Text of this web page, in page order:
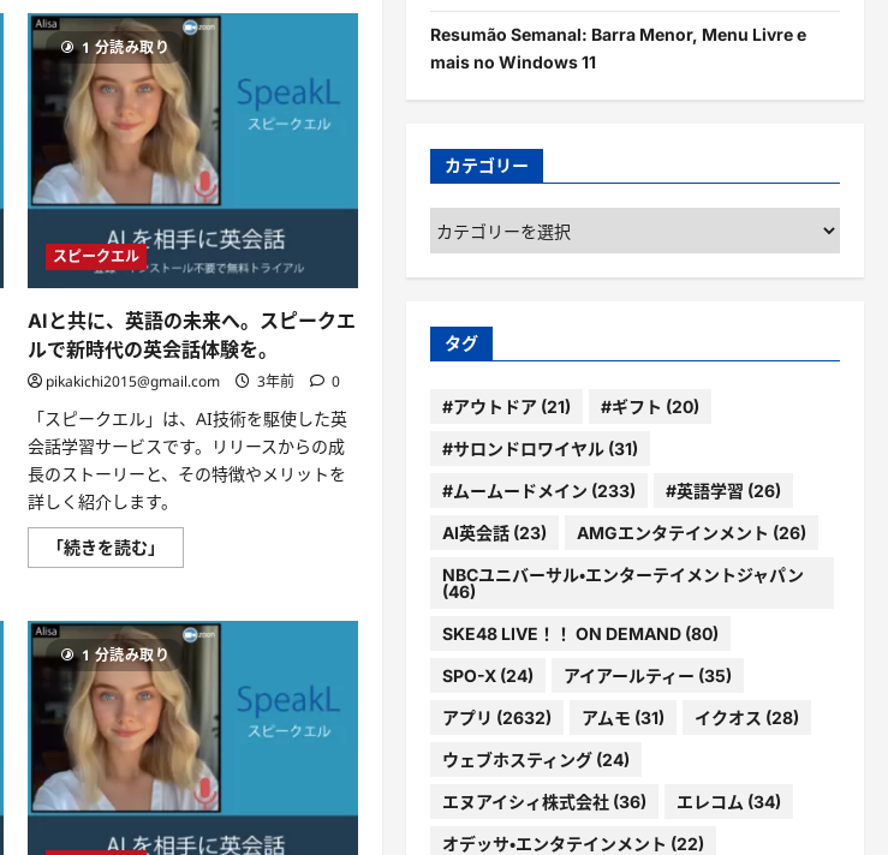
ル
の
文
法
ガ
イ
ド
『英
語
の
ア
ウ
ト
プ
ッ
ト
を
最
大
化！』
に
つ
い
て
さ
ら
に
読
1 分読み取り
スピークエル
AIと共に、英語の未来へ。スピークエ
ルで新時代の英会話体験を。
pikakichi2015@gmail.com 3年前 0
「スピークエル」は、AI技術を駆使した英
会話学習サービスです。リリースからの成
長のストーリーと、その特徴やメリットを
詳しく紹介します。
「続きを読む」
と
語
の
未
来
へ。
ス
ピ
ー
ク
エ
ル
で
新
時
1 分読み取り
Resumão Semanal: Barra Menor, Menu Livre e
mais no Windows 11
カテゴリー
カ
テ
ゴ
ー
タグ
#アウトドア(21) #ギフト (20)
#サロンドロワイヤル(31)
#ムームードメイン (233) #英語学習 (26)
AI英会話(23) AMGエンタテインメント (26)
NBCユニバーサル・エンターテイメントジャパン
(46)
SKE48 LIVE！！ ON DEMAND(80)
SPO-X(24) アイアールティー (35)
アプリ (2632) アムモ (31) イクオス (28)
ウェブホスティング(24)
エヌアイシィ株式会社(36) エレコム (34)
オデッサ・エンタテインメント (22)